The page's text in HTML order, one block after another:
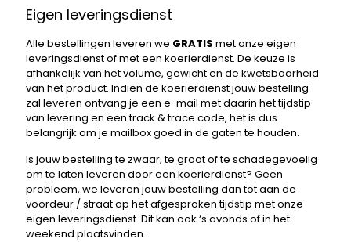
Eigen leveringsdienst
Alle bestellingen leveren we GRATIS met onze eigen
leveringsdienst of met een koerierdienst. De keuze is
afhankelijk van het volume, gewicht en de kwetsbaarheid
van het product. Indien de koerierdienst jouw bestelling
zal leveren ontvang je een e-mail met daarin het tijdstip
van levering en een track & trace code, het is dus
belangrijk om je mailbox goed in de gaten te houden.
Is jouw bestelling te zwaar, te groot of te schadegevoelig
om te laten leveren door een koerierdienst? Geen
probleem, we leveren jouw bestelling dan tot aan de
voordeur / straat op het afgesproken tijdstip met onze
eigen leveringsdienst. Dit kan ook ‘s avonds of in het
weekend plaatsvinden.